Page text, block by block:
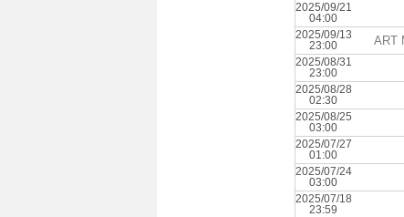
2025/09/21
04:00
2025/09/13
23:00
ART
2025/08/31
23:00
2025/08/28
02:30
2025/08/25
03:00
2025/07/27
01:00
2025/07/24
03:00
2025/07/18
23:59